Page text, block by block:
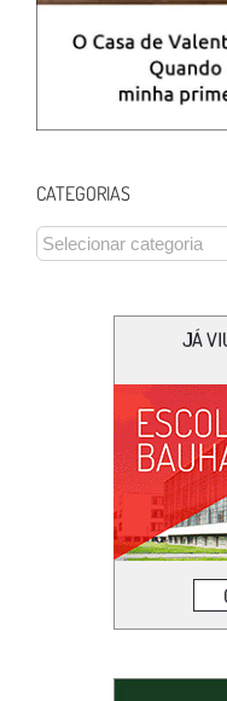
CATEGORIAS
CATEGORIAS